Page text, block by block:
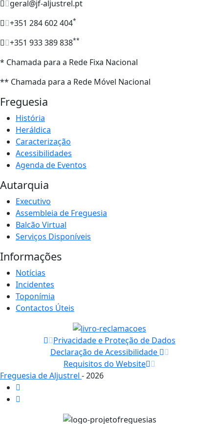
geral@jf-aljustrel.pt
+351 284 602 404*
+351 933 389 838**
* Chamada para a Rede Fixa Nacional
** Chamada para a Rede Móvel Nacional
Freguesia
História
Heráldica
Caracterização
Acessibilidades
Agenda de Eventos
Autarquia
Executivo
Assembleia de Freguesia
Balcão Virtual
Serviços Disponíveis
Informações
Notícias
Incidentes
Toponímia
Contactos Úteis
Privacidade e Proteção de Dados
Declaração de Acessibilidade
Requisitos do Website
Freguesia de Aljustrel - 2026